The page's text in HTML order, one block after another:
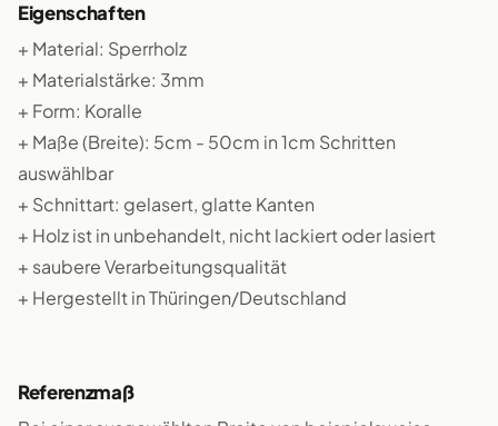
Eigenschaften
+ Material: Sperrholz
+ Materialstärke: 3mm
+ Form: Koralle
+ Maße (Breite): 5cm - 50cm in 1cm Schritten
auswählbar
+ Schnittart: gelasert, glatte Kanten
+ Holz ist in unbehandelt, nicht lackiert oder lasiert
+ saubere Verarbeitungsqualität
+ Hergestellt in Thüringen/Deutschland
Referenzmaß